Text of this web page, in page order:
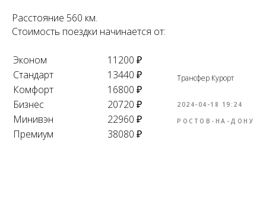
Расстояние 560 км.
Стоимость поездки начинается от:
Эконом
11200 ₽
Стандарт
13440 ₽
Комфорт
16800 ₽
Бизнес
20720 ₽
Минивэн
22960 ₽
Премиум
38080 ₽
Трансфер Курорт
2024-04-18 19:24
РОСТОВ-НА-ДОНУ